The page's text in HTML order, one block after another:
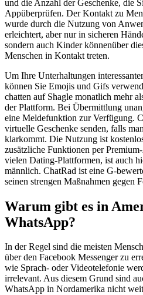
und die Anzahl der Geschenke, die
Appüberprüfen. Der Kontakt zu
wurde durch die Nutzung von
erleichtert, aber nur in sicheren
sondern auch Kinder könnenüber
Menschen in Kontakt treten.
Um Ihre Unterhaltungen
können Sie Emojis und Gifs
chatten auf Shagle monatlich mehr
der Plattform. Bei Übermittlung
eine Meldefunktion zur Verfügung.
virtuelle Geschenke senden, falls
klarkommt. Die Nutzung ist
zusätzliche Funktionen per
vielen Dating-Plattformen, ist auch
männlich. ChatRad ist eine G-
seinen strengen Maßnahmen gegen
Warum gibt es in
WhatsApp?
In der Regel sind die meisten
über den Facebook Messenger zu
wie Sprach- oder Videotelefonie
irrelevant. Aus diesem Grund sind
WhatsApp in Nordamerika nicht